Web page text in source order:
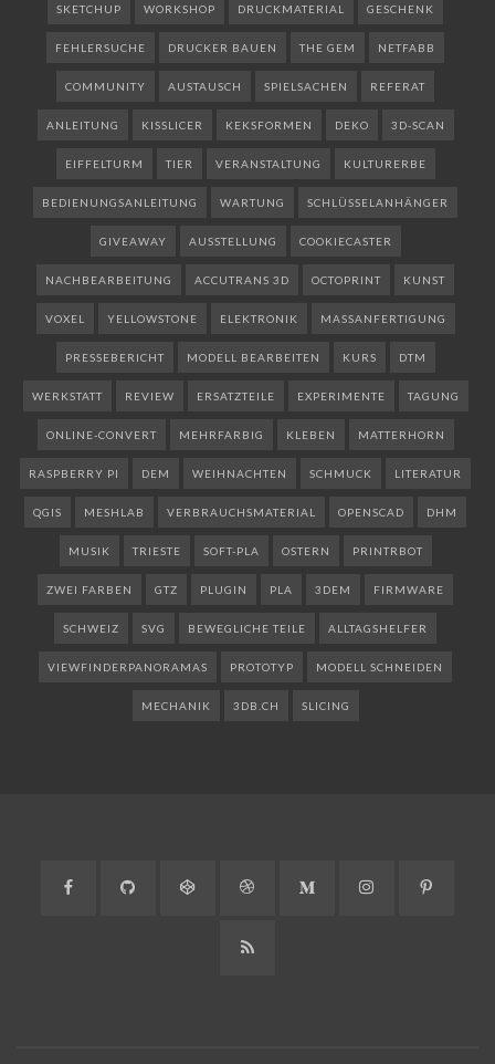
SKETCHUP WORKSHOP DRUCKMATERIAL GESCHENK
FEHLERSUCHE DRUCKER BAUEN THE GEM NETFABB
COMMUNITY AUSTAUSCH SPIELSACHEN REFERAT
ANLEITUNG KISSLICER KEKSFORMEN DEKO 3D-SCAN
EIFFELTURM TIER VERANSTALTUNG KULTURERBE
BEDIENUNGSANLEITUNG WARTUNG SCHLÜSSELANHÄNGER
GIVEAWAY AUSSTELLUNG COOKIECASTER
NACHBEARBEITUNG ACCUTRANS 3D OCTOPRINT KUNST
VOXEL YELLOWSTONE ELEKTRONIK MASSANFERTIGUNG
PRESSEBERICHT MODELL BEARBEITEN KURS DTM
WERKSTATT REVIEW ERSATZTEILE EXPERIMENTE TAGUNG
ONLINE-CONVERT MEHRFARBIG KLEBEN MATTERHORN
RASPBERRY PI DEM WEIHNACHTEN SCHMUCK LITERATUR
QGIS MESHLAB VERBRAUCHSMATERIAL OPENSCAD DHM
MUSIK TRIESTE SOFT-PLA OSTERN PRINTRBOT
ZWEI FARBEN GTZ PLUGIN PLA 3DEM FIRMWARE
SCHWEIZ SVG BEWEGLICHE TEILE ALLTAGSHELFER
VIEWFINDERPANORAMAS PROTOTYP MODELL SCHNEIDEN
MECHANIK 3DB.CH SLICING
Facebook GitHub CodePen DribbbleMedium Instagram
RSS